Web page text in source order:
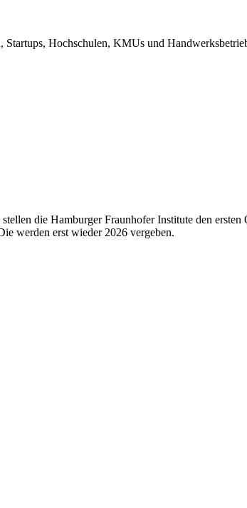
Hochschulen, KMUs und
die Hamburger Fraunhofer Institute den ersten
werden erst wieder 2026 vergeben.